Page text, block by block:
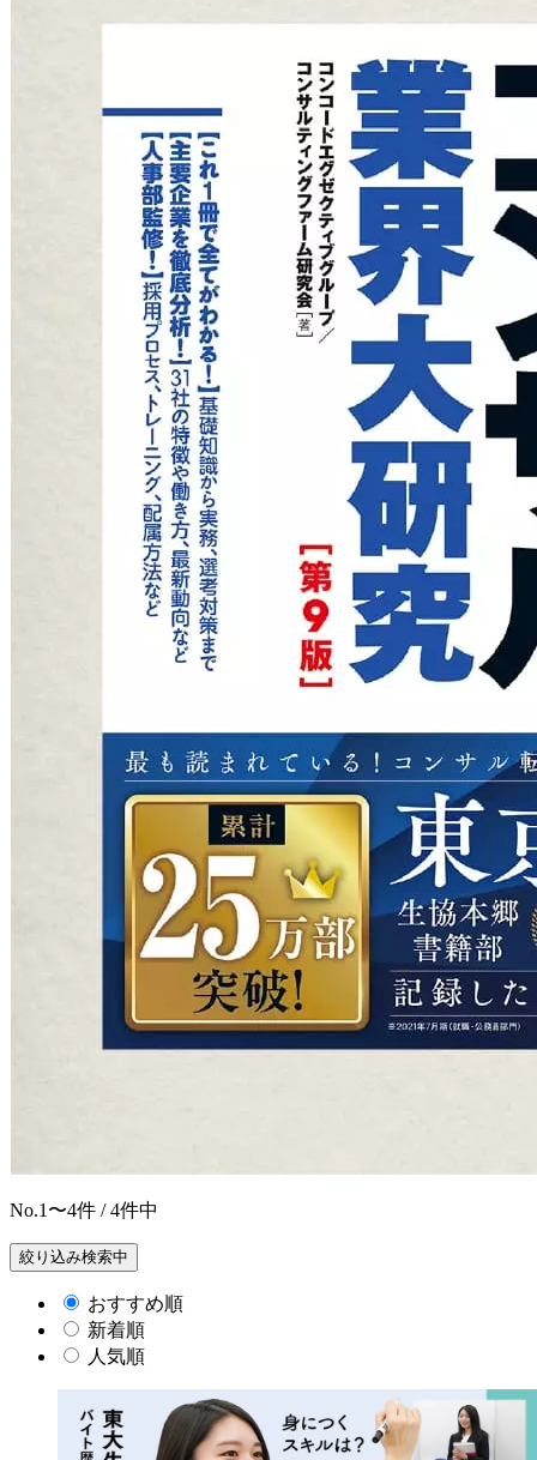
No.1〜4件 / 4件中
絞り込み検索中
おすすめ順
新着順
人気順